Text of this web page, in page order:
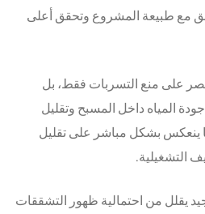
مع طبيعة المشروع وتحقق أعلى
على منع التسربات فقط، بل
المياه داخل المسبح وتقليل
ينعكس بشكل مباشر على تقليل
التشغيلية.
يقلل من احتمالية ظهور التشققات